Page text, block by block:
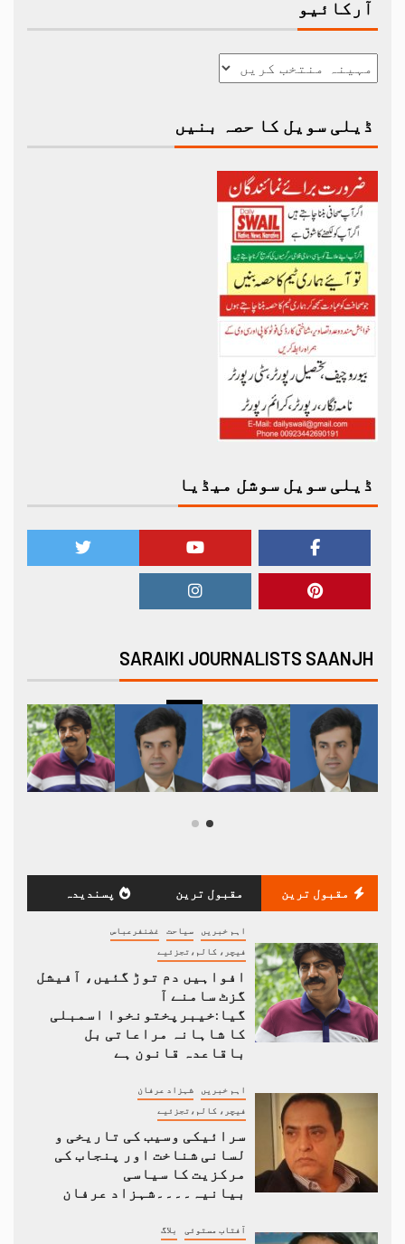
آرکائیو
ڈیلی سویل کا حصہ بنیں
ڈیلی سویل سوشل میڈیا
SARAIKI JOURNALISTS SAANJH
مقبول ترین مقبول ترین پسندیدہ
اہم خبریں سیاحت غضنفرعباس
فیچر، کالم،تجزئیے
افواہیں دم توڑ گئیں، آفیشل
گزٹ سامنے آ
گیا:خیبرپختونخوا اسمبلی
کا شاہانہ مراعاتی بل
باقاعدہ قانون ہے
اہم خبریں شہزاد عرفان
فیچر، کالم،تجزئیے
سرائیکی وسیب کی تاریخی و
لسانی شناخت اور پنجاب کی
مرکزیت کا سیاسی
بیانیہ۔۔۔۔شہزاد عرفان
آفتاب مستوئی بلاگ